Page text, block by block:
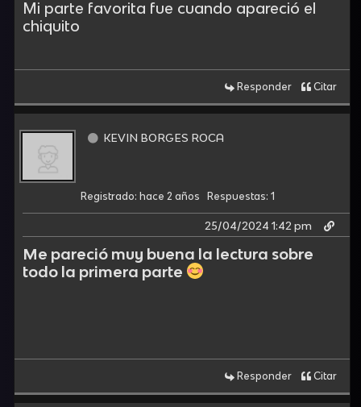
Mi parte favorita fue cuando apareció el
chiquito
Responder Citar
KEVIN BORGES ROCA
Registrado: hace 2 años Respuestas: 1
25/04/2024 1:42 pm
Me pareció muy buena la lectura sobre
todo la primera parte
Responder Citar